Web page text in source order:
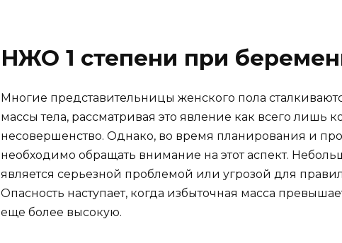
НЖО 1 степени при
Многие представительницы женского пола
массы тела, рассматривая это явление как всего лишь
несовершенство. Однако, во время планирования и
необходимо обращать внимание на этот аспект.
является серьезной проблемой или угрозой для
Опасность наступает, когда избыточная масса
еще более высокую.